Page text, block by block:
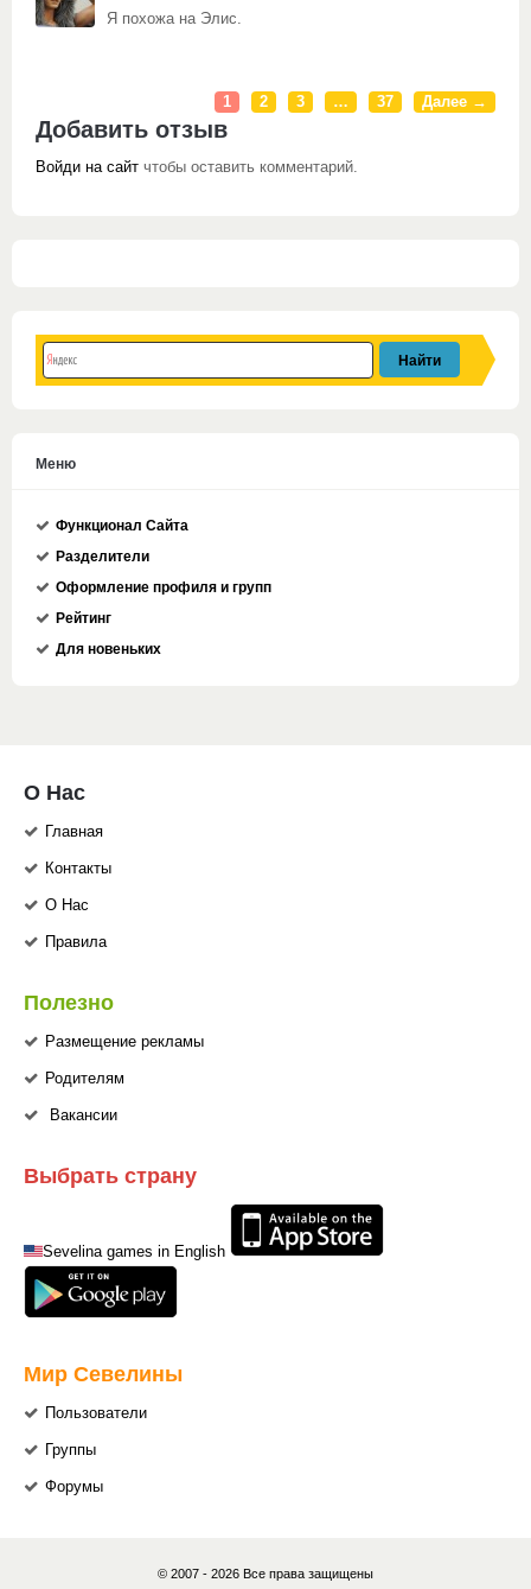
Я похожа на Элис.
1 2 3 … 37 Далее →
Добавить отзыв
Войди на сайт чтобы оставить комментарий.
Меню
Функционал Сайта
Разделители
Оформление профиля и групп
Рейтинг
Для новеньких
О Нас
Главная
Контакты
О Нас
Правила
Полезно
Размещение рекламы
Родителям
Вакансии
Выбрать страну
Sevelina games in English
Мир Севелины
Пользователи
Группы
Форумы
© 2007 - 2026 Все права защищены